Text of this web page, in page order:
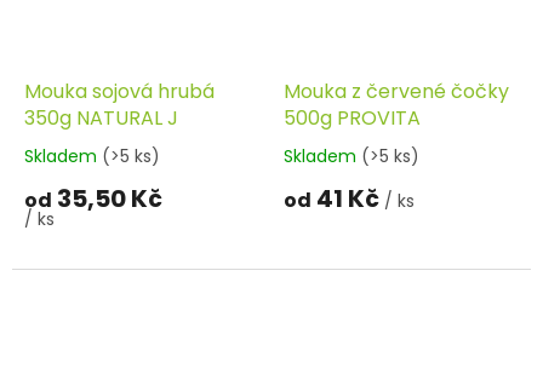
Mouka sojová hrubá
350g NATURAL J
Skladem (>5 ks)
od 35,50 Kč
/ ks
Mouka z červené čočky
500g PROVITA
Skladem (>5 ks)
od 41 Kč / ks